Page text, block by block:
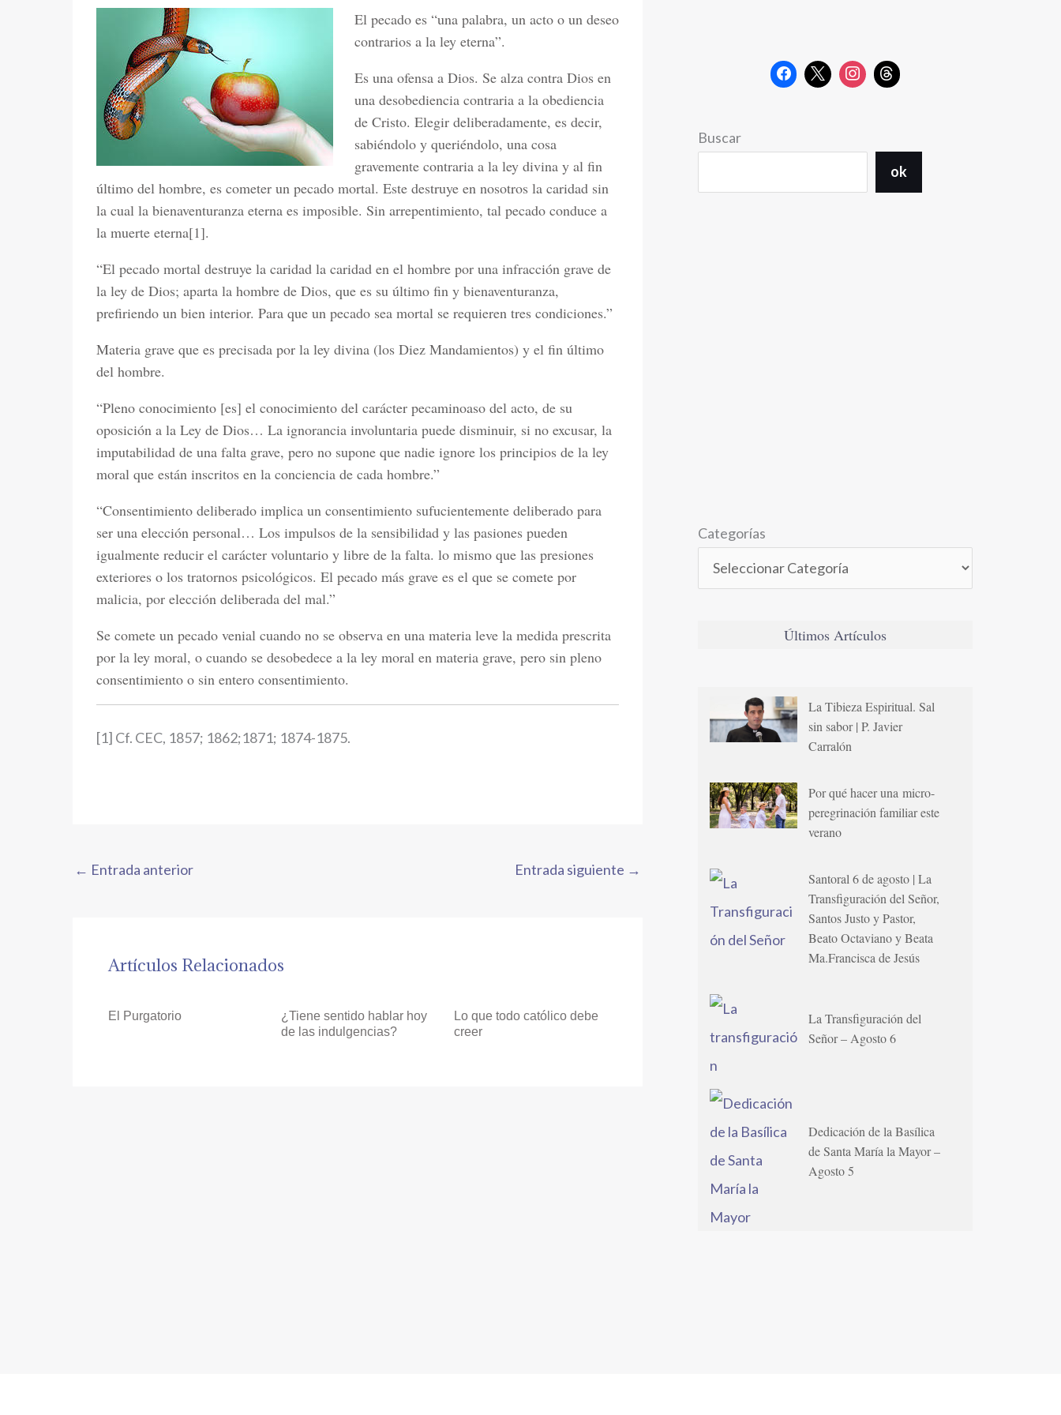
El pecado es “una palabra, un acto o un deseo
contrarios a la ley eterna”.
Es una ofensa a Dios. Se alza contra Dios en
una desobediencia contraria a la obediencia
de Cristo. Elegir deliberadamente, es decir,
sabiéndolo y queriéndolo, una cosa
gravemente contraria a la ley divina y al fin
último del hombre, es cometer un pecado mortal. Este destruye en nosotros la caridad sin
la cual la bienaventuranza eterna es imposible. Sin arrepentimiento, tal pecado conduce a
la muerte eterna[1].
“El pecado mortal destruye la caridad la caridad en el hombre por una infracción grave de
la ley de Dios; aparta la hombre de Dios, que es su último fin y bienaventuranza,
prefiriendo un bien interior. Para que un pecado sea mortal se requieren tres condiciones.”
Materia grave que es precisada por la ley divina (los Diez Mandamientos) y el fin último
del hombre.
“Pleno conocimiento [es] el conocimiento del carácter pecaminoaso del acto, de su
oposición a la Ley de Dios… La ignorancia involuntaria puede disminuir, si no excusar, la
imputabilidad de una falta grave, pero no supone que nadie ignore los principios de la ley
moral que están inscritos en la conciencia de cada hombre.”
“Consentimiento deliberado implica un consentimiento sufucientemente deliberado para
ser una elección personal… Los impulsos de la sensibilidad y las pasiones pueden
igualmente reducir el carácter voluntario y libre de la falta. lo mismo que las presiones
exteriores o los tratornos psicológicos. El pecado más grave es el que se comete por
malicia, por elección deliberada del mal.”
Se comete un pecado venial cuando no se observa en una materia leve la medida prescrita
por la ley moral, o cuando se desobedece a la ley moral en materia grave, pero sin pleno
consentimiento o sin entero consentimiento.
[1] Cf. CEC, 1857; 1862;1871; 1874-1875.
← Entrada anterior Entrada siguiente →
Artículos Relacionados
El Purgatorio
¿Tiene sentido hablar hoy
de las indulgencias?
Lo que todo católico debe
creer
Buscar
ok
Categorías
Últimos Artículos
La Tibieza Espiritual. Sal
sin sabor | P. Javier
Carralón
Por qué hacer una micro-
peregrinación familiar este
verano
Santoral 6 de agosto | La
Transfiguración del Señor,
Santos Justo y Pastor,
Beato Octaviano y Beata
Ma.Francisca de Jesús
La Transfiguración del
Señor – Agosto 6
Dedicación de la Basílica
de Santa María la Mayor –
Agosto 5